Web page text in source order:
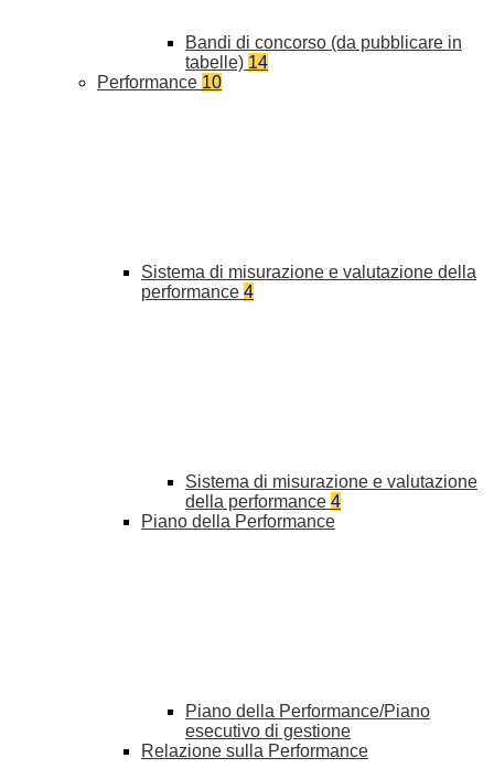
Bandi di concorso (da pubblicare in
tabelle) 14
Performance 10
Sistema di misurazione e valutazione della
performance 4
Sistema di misurazione e valutazione
della performance 4
Piano della Performance
Piano della Performance/Piano
esecutivo di gestione
Relazione sulla Performance